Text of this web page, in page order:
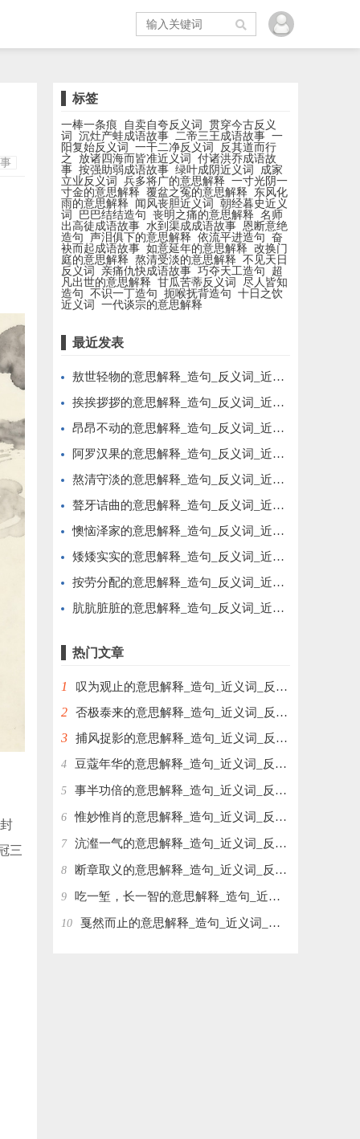
三
标签
一棒一条痕 自卖自夸反义词
贯穿今古反义
词
沉灶产蛙成语故事 二帝三王成语故事 一
阳复始反义词
一干二净反义词
反其道而行
之
放诸四海而皆准近义词
付诸洪乔成语故
事 按强助弱成语故事 绿叶成阴近义词
成家
立业反义词
兵多将广的意思解释 一寸光阴一
寸金的意思解释 覆盆之冤的意思解释
东风化
雨的意思解释
闻风丧胆近义词
朝经暮史近义
词
巴巴结结造句 丧明之痛的意思解释 名师
出高徒成语故事 水到渠成成语故事 恩断意绝
造句 声泪俱下的意思解释 依流平进造句 奋
袂而起成语故事 如意延年的意思解释 改换门
庭的意思解释 熬清受淡的意思解释 不见天日
反义词
亲痛仇快成语故事 巧夺天工造句
超
凡出世的意思解释 甘瓜苦蒂反义词
尽人皆知
造句 不识一丁造句 扼喉抚背造句 十日之饮
近义词
一代谈宗的意思解释
最近发表
敖世轻物的意思解释_造句_反义词_近义词_成语故事
挨挨拶拶的意思解释_造句_反义词_近义词_成语故事
昂昂不动的意思解释_造句_反义词_近义词_成语故事
阿罗汉果的意思解释_造句_反义词_近义词_成语故事
熬清守淡的意思解释_造句_反义词_近义词_成语故事
聱牙诘曲的意思解释_造句_反义词_近义词_成语故事
懊恼泽家的意思解释_造句_反义词_近义词_成语故事
矮矮实实的意思解释_造句_反义词_近义词_成语故事
按劳分配的意思解释_造句_反义词_近义词_成语故事
肮肮脏脏的意思解释_造句_反义词_近义词_成语故事
热门文章
1 叹为观止的意思解释_造句_近义词_反义词_成语故事
2 否极泰来的意思解释_造句_近义词_反义词_成语故事
3 捕风捉影的意思解释_造句_近义词_反义词_成语故事
4 豆蔻年华的意思解释_造句_近义词_反义词_成语故事
5 事半功倍的意思解释_造句_近义词_反义词_成语故事
6 惟妙惟肖的意思解释_造句_近义词_反义词_成语故事
7 沆瀣一气的意思解释_造句_近义词_反义词_成语故事
8 断章取义的意思解释_造句_近义词_反义词_成语故事
9 吃一堑，长一智的意思解释_造句_近义词_反义词_成语故事
10 戛然而止的意思解释_造句_近义词_反义词_成语故事